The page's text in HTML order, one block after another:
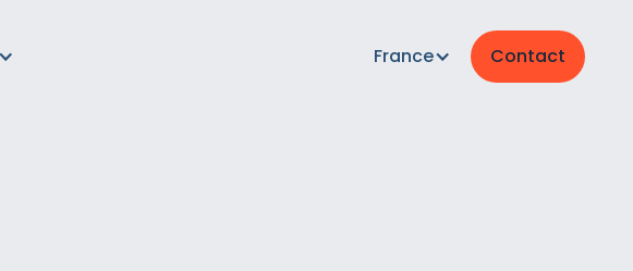
France Contact